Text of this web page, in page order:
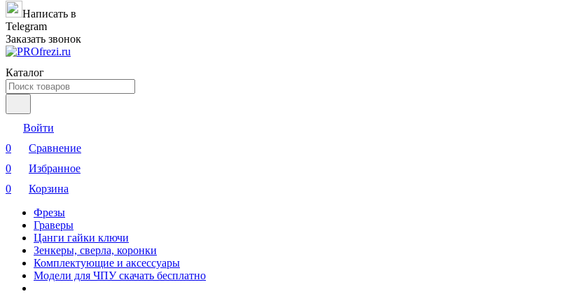
Написать в
Telegram
Заказать звонок
Каталог
Войти
0
Сравнение
0
Избранное
0
Корзина
Фрезы
Граверы
Цанги гайки ключи
Зенкеры, сверла, коронки
Комплектующие и аксессуары
Модели для ЧПУ скачать бесплатно